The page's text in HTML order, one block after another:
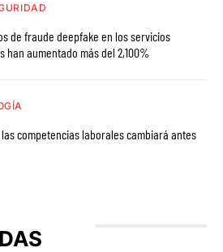
de fraude deepfake en los servicios
han aumentado más del 2,100%
competencias laborales cambiará antes